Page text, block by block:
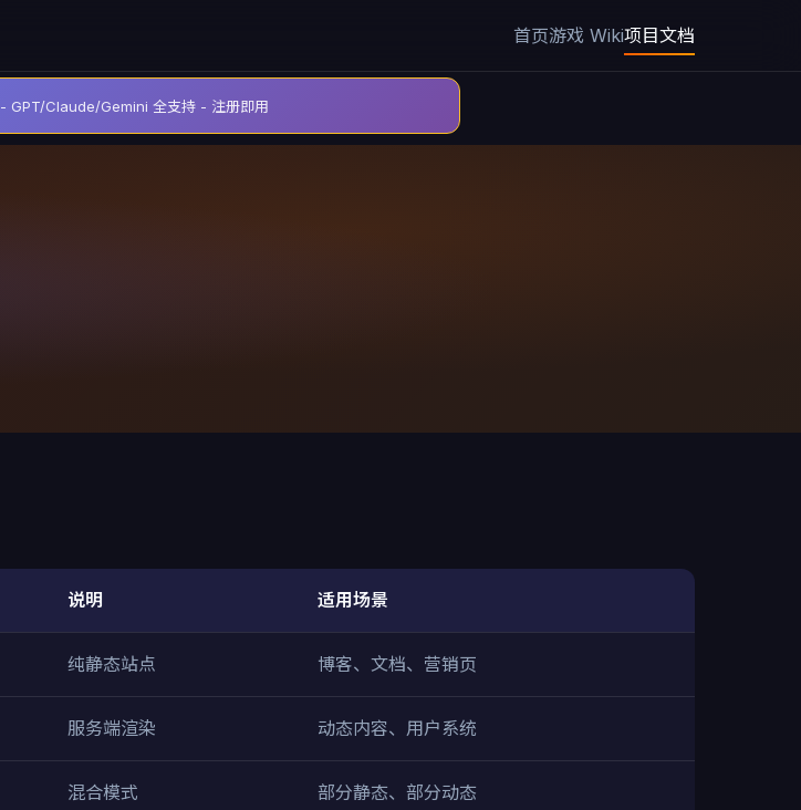
首页游戏 Wiki项目文档
- GPT/Claude/Gemini 全支持 - 注册即用
说明 适用场景
纯静态站点 博客、文档、营销页
服务端渲染 动态内容、用户系统
混合模式 部分静态、部分动态